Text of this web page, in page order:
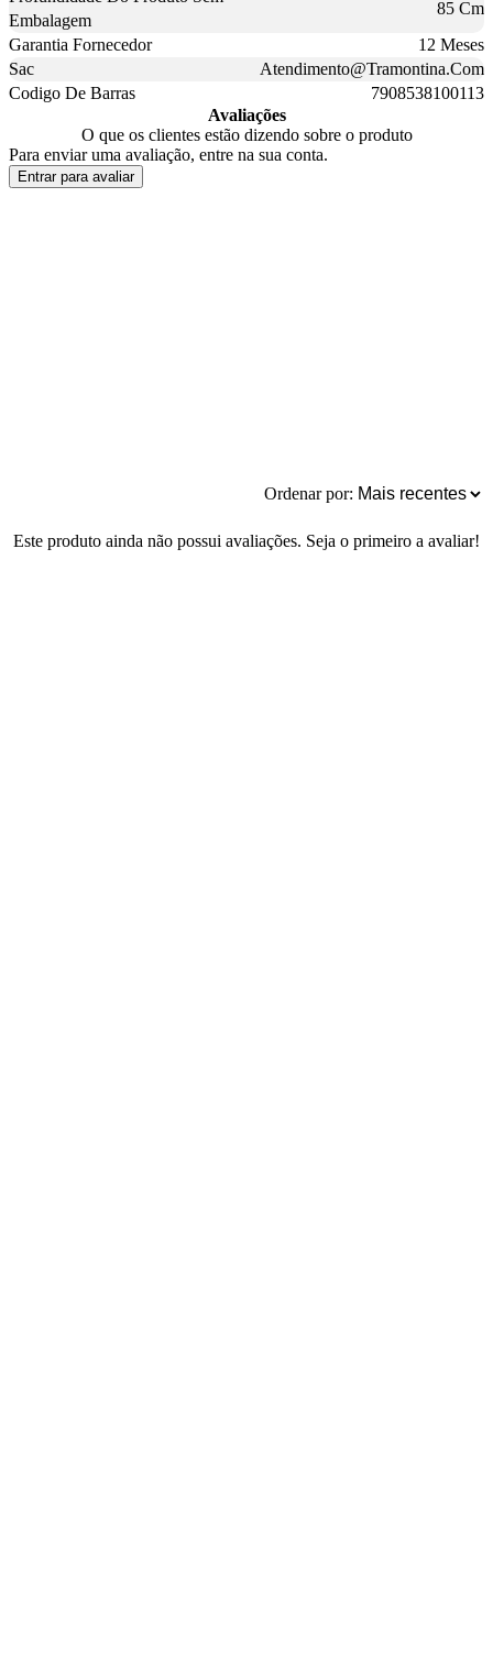
Embalagem
85 Cm
Garantia Fornecedor
12 Meses
Sac
Atendimento@Tramontina.Com
Codigo De Barras
7908538100113
Avaliações
O que os clientes estão dizendo sobre o produto
Para enviar uma avaliação, entre na sua conta.
Entrar para avaliar
Ordenar por:
Este produto ainda não possui avaliações. Seja o primeiro a avaliar!